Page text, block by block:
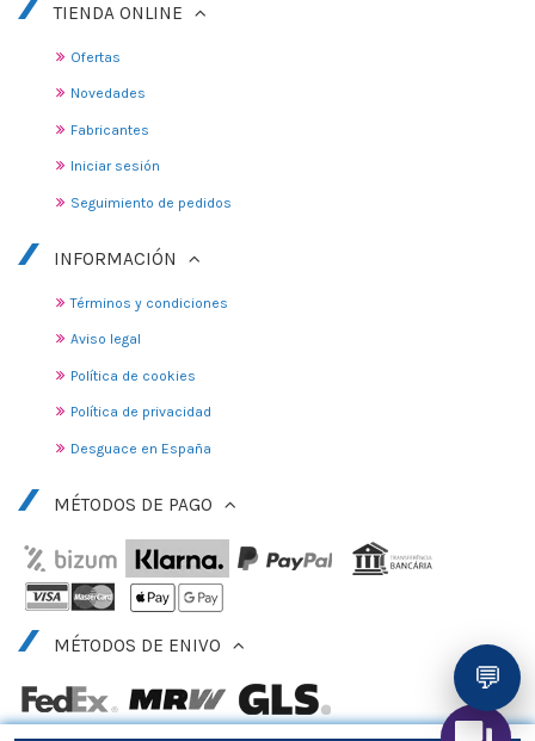
TIENDA ONLINE
Ofertas
Novedades
Fabricantes
Iniciar sesión
Seguimiento de pedidos
INFORMACIÓN
Términos y condiciones
Aviso legal
Política de cookies
Política de privacidad
Desguace en España
MÉTODOS DE PAGO
MÉTODOS DE ENIVO
💬